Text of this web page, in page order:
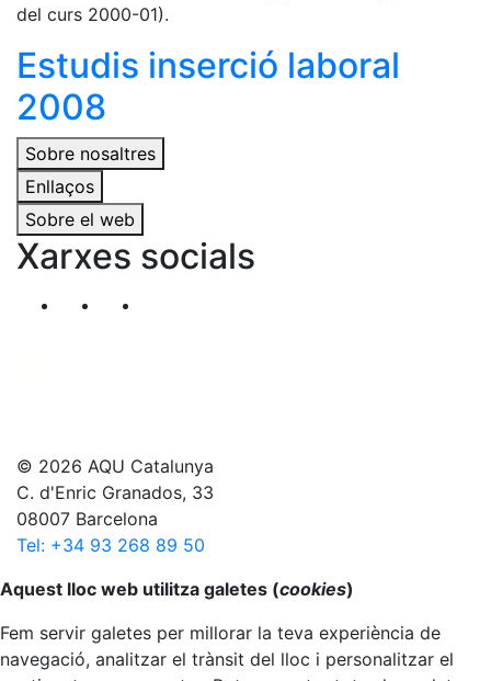
del curs 2000-01).
Estudis inserció laboral
2008
Sobre nosaltres
Enllaços
Sobre el web
Xarxes socials
Segueix-nos al nostre canal de Twitter
© 2026 AQU Catalunya
C. d'Enric Granados, 33
08007 Barcelona
Tel: +34 93 268 89 50
Anar al principi
Aquest lloc web utilitza galetes (cookies)
Fem servir galetes per millorar la teva experiència de
navegació, analitzar el trànsit del lloc i personalitzar el